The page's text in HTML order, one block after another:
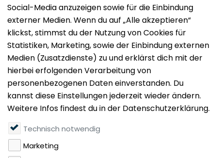
Impressum
Datenschutz
Nutzungsbedingungen
Mieten
Vermieten
Über uns
Presse
Geldwäschegesetz